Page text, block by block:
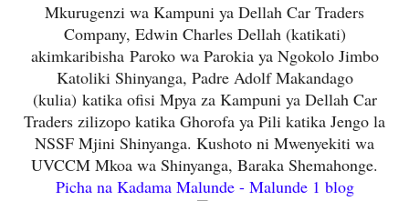
Mkurugenzi wa Kampuni ya Dellah Car Traders
Company, Edwin Charles Dellah (katikati)
akimkaribisha Paroko wa Parokia ya Ngokolo Jimbo
Katoliki Shinyanga, Padre Adolf Makandago
(kulia) katika ofisi Mpya za Kampuni ya Dellah Car
Traders zilizopo katika Ghorofa ya Pili katika Jengo la
NSSF Mjini Shinyanga. Kushoto ni Mwenyekiti wa
UVCCM Mkoa wa Shinyanga, Baraka Shemahonge.
Picha na Kadama Malunde - Malunde 1 blog